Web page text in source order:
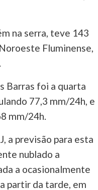
na serra, teve 143
Fluminense,
Barras foi a quarta
77,3 mm/24h, e
mm/24h.
a previsão para esta
nublado a
a ocasionalmente
partir da tarde, em